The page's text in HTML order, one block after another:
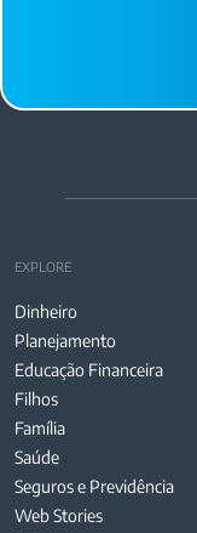
EXPLORE
Dinheiro
Planejamento
Educação Financeira
Filhos
Família
Saúde
Seguros e Previdência
Web Stories